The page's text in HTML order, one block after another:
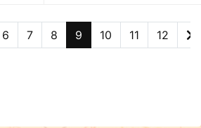
6 7 8 9 10 11 12